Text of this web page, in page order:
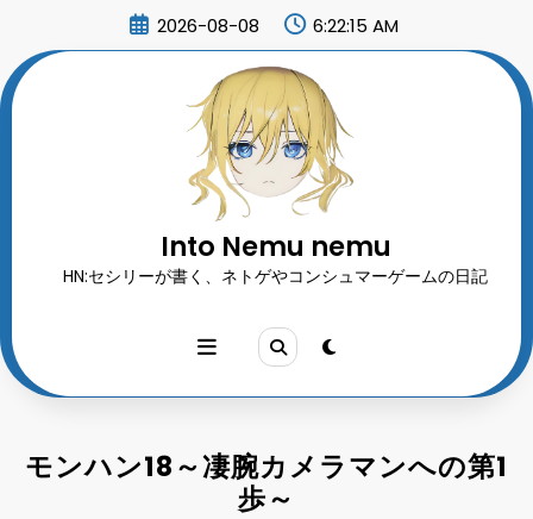
ン
ツ
2026-08-08 6:22:16 AM
Into Nemu nemu
HN:セシリーが書く、ネトゲやコンシュマーゲームの日記
モンハン18～凄腕カメラマンへの第1
歩～